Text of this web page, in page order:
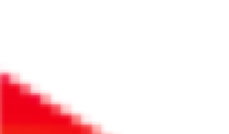
2026年法改正！ 治療と仕事の両